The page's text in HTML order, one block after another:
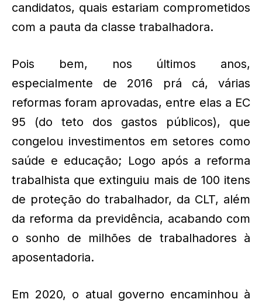
candidatos, quais estariam comprometidos
com a pauta da classe trabalhadora.
Pois bem, nos últimos anos,
especialmente de 2016 prá cá, várias
reformas foram aprovadas, entre elas a EC
95 (do teto dos gastos públicos), que
congelou investimentos em setores como
saúde e educação; Logo após a reforma
trabalhista que extinguiu mais de 100 itens
de proteção do trabalhador, da CLT, além
da reforma da previdência, acabando com
o sonho de milhões de trabalhadores à
aposentadoria.
Em 2020, o atual governo encaminhou à